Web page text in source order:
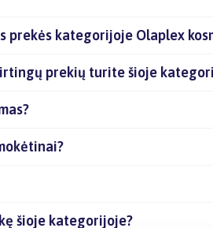
prekės kategorijoje Olaplex
prekių turite šioje
šioje kategorijoje?